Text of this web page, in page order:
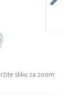
sliku za zoom